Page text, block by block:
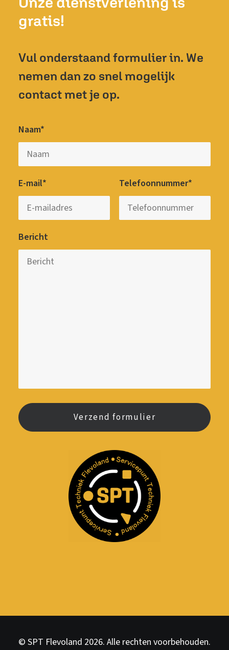
gratis!
Vul onderstaand formulier in. We
nemen dan zo snel mogelijk
contact met je op.
Naam*
E-mail* Telefoonnummer*
Bericht
© SPT Flevoland 2026. Alle rechten voorbehouden.